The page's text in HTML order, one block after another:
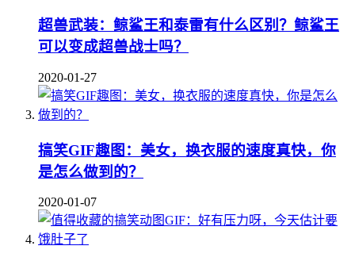
超兽武装：鲸鲨王和泰雷有什么区别？鲸鲨王
可以变成超兽战士吗？
2020-01-27
搞笑GIF趣图：美女，换衣服的速度真快，你
是怎么做到的？
2020-01-07